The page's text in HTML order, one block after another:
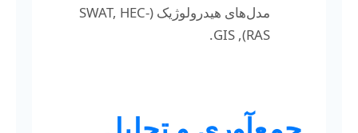
مدل‌های هیدرولوژیک (SWAT, HEC-
RAS), GIS.